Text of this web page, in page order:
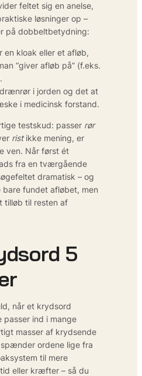
feltet sig en anelse,
løsninger op –
på dobbeltbetydning:
en kloak eller et afløb,
“giver afløb på” (f.eks.
i jorden og det at
i medicinsk forstand.
testskud: passer rør
ristikke mening, er
ven. Når først ét
fra en tværgående
dramatisk – og
fundet afløbet, men
til resten af
5
når et krydsord
passer ind i mange
masser af krydsende
ordene lige fra
til mere
eller kræfter – så du